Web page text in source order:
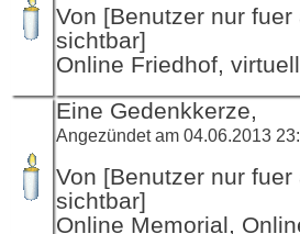
Von [Benutzer nur
sichtbar]
Online Friedhof,
Eine Gedenkkerze,
Angezündet am 04.06.2013
Von [Benutzer nur
sichtbar]
Online Memorial,